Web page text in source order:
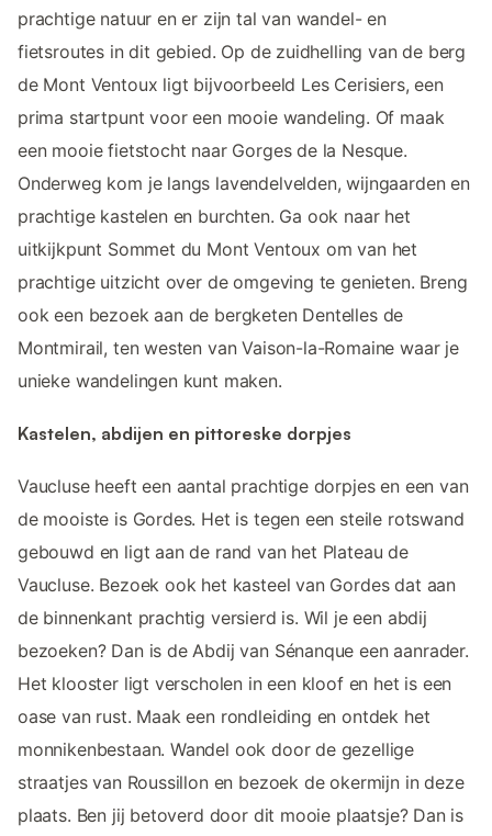
prachtige natuur en er zijn tal van wandel- en
fietsroutes in dit gebied. Op de zuidhelling van de berg
de Mont Ventoux ligt bijvoorbeeld Les Cerisiers, een
prima startpunt voor een mooie wandeling. Of maak
een mooie fietstocht naar Gorges de la Nesque.
Onderweg kom je langs lavendelvelden, wijngaarden en
prachtige kastelen en burchten. Ga ook naar het
uitkijkpunt Sommet du Mont Ventoux om van het
prachtige uitzicht over de omgeving te genieten. Breng
ook een bezoek aan de bergketen Dentelles de
Montmirail, ten westen van Vaison-la-Romaine waar je
unieke wandelingen kunt maken.
Kastelen, abdijen en pittoreske dorpjes
Vaucluse heeft een aantal prachtige dorpjes en een van
de mooiste is Gordes. Het is tegen een steile rotswand
gebouwd en ligt aan de rand van het Plateau de
Vaucluse. Bezoek ook het kasteel van Gordes dat aan
de binnenkant prachtig versierd is. Wil je een abdij
bezoeken? Dan is de Abdij van Sénanque een aanrader.
Het klooster ligt verscholen in een kloof en het is een
oase van rust. Maak een rondleiding en ontdek het
monnikenbestaan. Wandel ook door de gezellige
straatjes van Roussillon en bezoek de okermijn in deze
plaats. Ben jij betoverd door dit mooie plaatsje? Dan is